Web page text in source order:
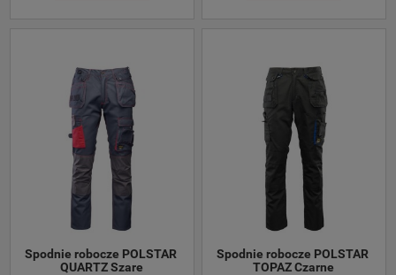
Spodnie robocze POLSTAR
QUARTZ Szare
Spodnie robocze POLSTAR
TOPAZ Czarne